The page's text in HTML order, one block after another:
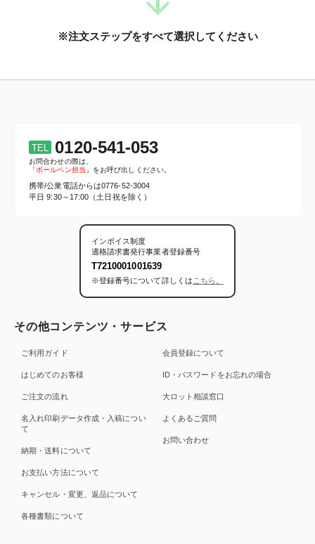
※注文ステップをすべて選択してください
TEL 0120-541-053
お問合わせの際は、
「ボールペン担当 」をお呼び出しください。
携帯/公衆電話からは0776-52-3004
平日 9:30～17:00（土日祝を除く）
インボイス制度
適格請求書発行事業者登録番号
T7210001001639
※登録番号について詳しくは こちら。
その他コンテンツ・サービス
ご利用ガイド
はじめてのお客様
ご注文の流れ
名入れ印刷データ作成・入稿につい
て
納期・送料について
お支払い方法について
キャンセル・変更、返品について
各種書類について
会員登録について
ID・パスワードをお忘れの場合
大ロット相談窓口
よくあるご質問
お問い合わせ